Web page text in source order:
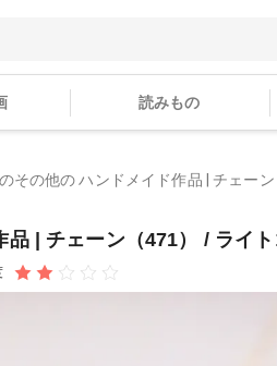
読みもの
その他の ハンドメイド作品 | チェー
| チェーン（471） / ライ